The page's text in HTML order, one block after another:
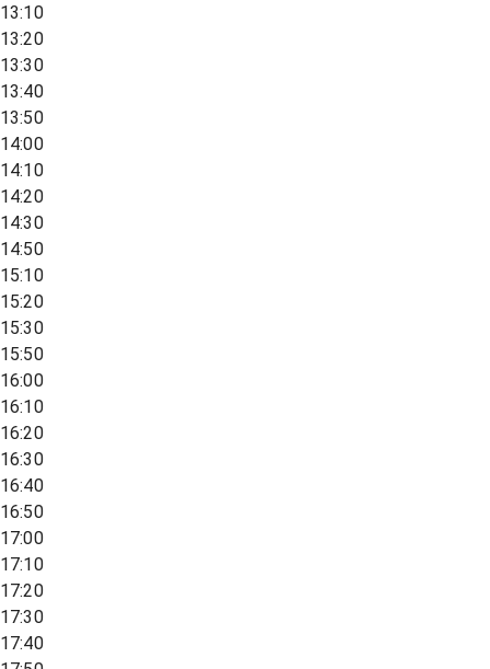
13:10
13:20
13:30
13:40
13:50
14:00
14:10
14:20
14:30
14:50
15:10
15:20
15:30
15:50
16:00
16:10
16:20
16:30
16:40
16:50
17:00
17:10
17:20
17:30
17:40